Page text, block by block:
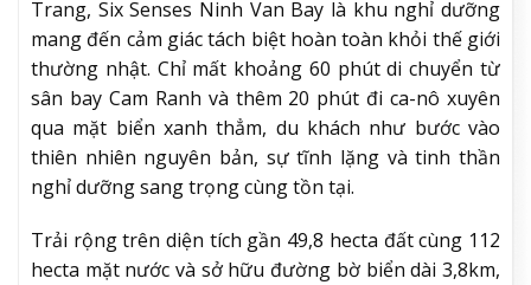
Trang, Six Senses Ninh Van Bay là khu nghỉ dưỡng
mang đến cảm giác tách biệt hoàn toàn khỏi thế giới
thường nhật. Chỉ mất khoảng 60 phút di chuyển từ
sân bay Cam Ranh và thêm 20 phút đi ca-nô xuyên
qua mặt biển xanh thẳm, du khách như bước vào
thiên nhiên nguyên bản, sự tĩnh lặng và tinh thần
nghỉ dưỡng sang trọng cùng tồn tại.
Trải rộng trên diện tích gần 49,8 hecta đất cùng 112
hecta mặt nước và sở hữu đường bờ biển dài 3,8km,